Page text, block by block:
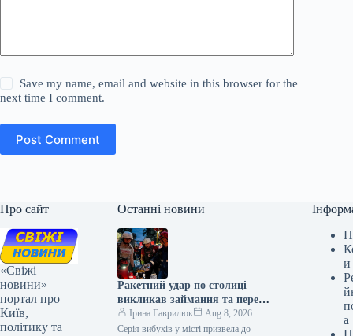
Save my name, email and website in this browser for the
next time I comment.
Post Comment
Про сайт
«Свіжі
новини» —
портал про
Київ,
політику та
Останні новини
Ракетний удар по столиці
викликав займання та перебої
з електропостачанням і
водопостачанням
Ірина Гаврилюк
Aug 8, 2026
Серія вибухів у місті призвела до
и
а